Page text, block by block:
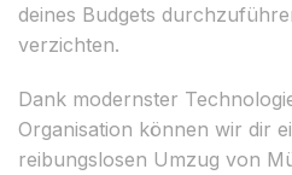
deines Budgets
verzichten.
Dank modernster
Organisation können wir dir
reibungslosen Umzug von